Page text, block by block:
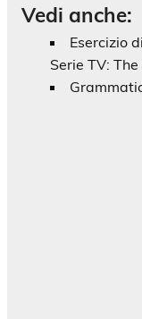
Vedi anche:
Esercizio
Serie TV: